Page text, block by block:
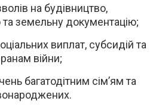
на будівництво,
та земельну документацію;
виплат, субсидій та
війни;
багатодітним сім’ям та